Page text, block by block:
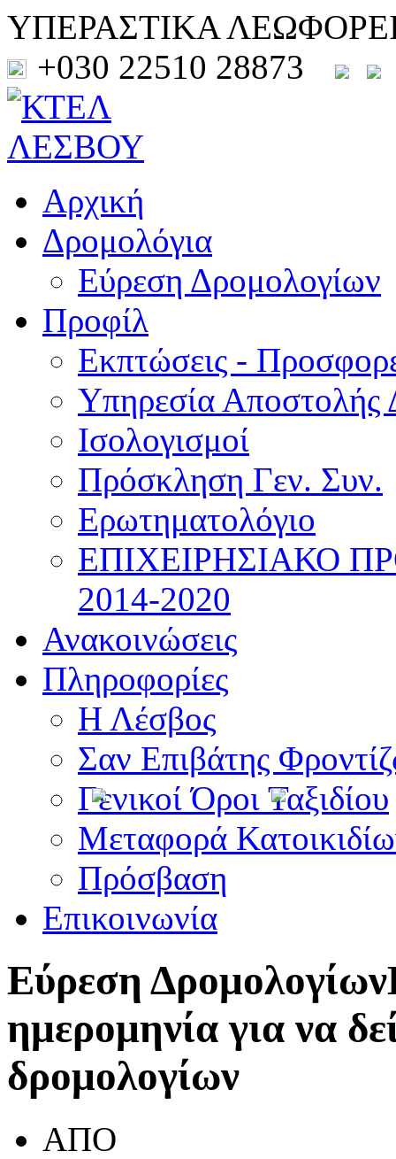
ΥΠΕΡΑΣΤΙΚΑ
+030 22510 28873
Αρχική
Δρομολόγια
Εύρεση Δρομολογίων
Προφίλ
Εκπτώσεις -
Υπηρεσία Αποστολής
Ισολογισμοί
Πρόσκληση Γεν. Συν.
Ερωτηματολόγιο
ΕΠΙΧΕΙΡΗΣΙΑΚΟ
2014-2020
Ανακοινώσεις
Πληροφορίες
Η Λέσβος
Σαν Επιβάτης
Γενικοί Όροι Ταξιδίου
Μεταφορά
Πρόσβαση
Επικοινωνία
Εύρεση Δρομολογίων
ημερομηνία για να
δρομολογίων
ΑΠΟ